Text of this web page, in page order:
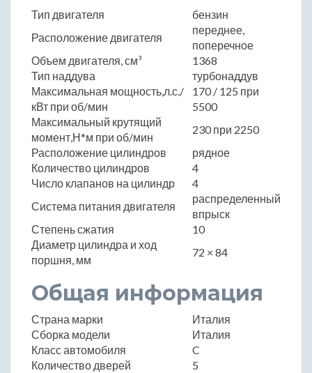
Тип двигателя
бензин
Расположение двигателя
переднее,
поперечное
Объем двигателя, см³
1368
Тип наддува
турбонаддув
Максимальная мощность,л.с./
кВт при об/мин
170 / 125 при
5500
Максимальный крутящий
момент,Н*м при об/мин
230 при 2250
Расположение цилиндров
рядное
Количество цилиндров
4
Число клапанов на цилиндр
4
Система питания двигателя
распределенный
впрыск
Степень сжатия
10
Диаметр цилиндра и ход
поршня, мм
72 × 84
Общая информация
Страна марки
Италия
Сборка модели
Италия
Класс автомобиля
C
Количество дверей
5